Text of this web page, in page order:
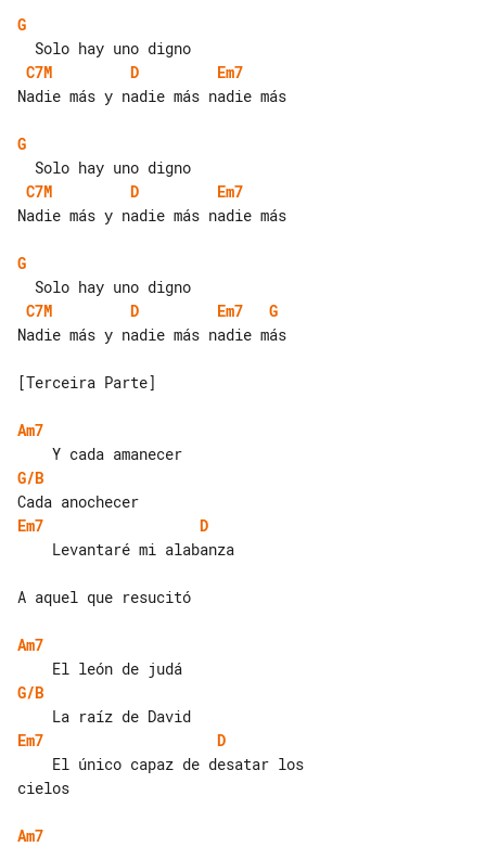
G
C7M
D
Em7
Nadie más y nadie más nadie más
G
C7M
D
Em7
Nadie más y nadie más nadie más
G
C7M
D Em7
G
Nadie más y nadie más nadie más
[Terceira Parte]
Am7
G/B
Em7
D
A aquel que resucitó
Am7
G/B
Em7
D
cielos
Am7